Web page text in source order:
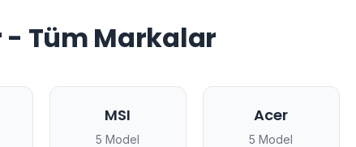
- Tüm Markalar
MSI
5 Model
Acer
5 Model